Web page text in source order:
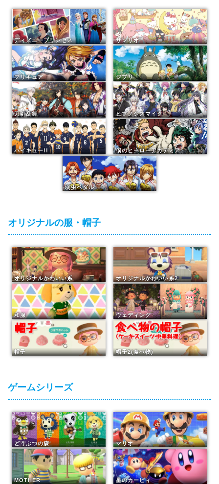
ディズニープリンセス サンリオ
プリキュア ジブリ
刀剣乱舞 ヒプノシスマイク
ハイキュー!! 僕のヒーローアカデミア
弱虫ペダル
オリジナルの服・帽子
オリジナルかわいい系 オリジナルかわいい系2
和服 ウェディング
帽子 帽子2(食べ物)
ゲームシリーズ
どうぶつの森 マリオ
MOTHER 星のカービィ